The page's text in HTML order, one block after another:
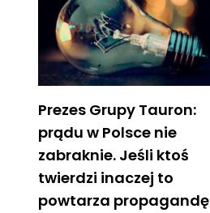
Prezes Grupy Tauron:
prądu w Polsce nie
zabraknie. Jeśli ktoś
twierdzi inaczej to
powtarza propagandę